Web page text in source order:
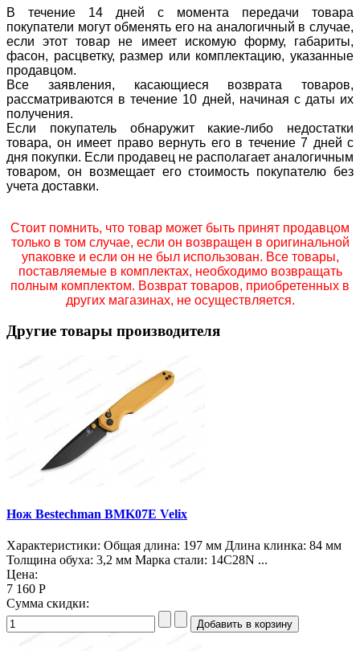
В течение 14 дней с момента передачи товара
покупатели могут обменять его на аналогичный в случае,
если этот товар не имеет искомую форму, габариты,
фасон, расцветку, размер или комплектацию, указанные
продавцом.
Все заявления, касающиеся возврата товаров,
рассматриваются в течение 10 дней, начиная с даты их
получения.
Если покупатель обнаружит какие-либо недостатки
товара, он имеет право вернуть его в течение 7 дней с
дня покупки. Если продавец не располагает аналогичным
товаром, он возмещает его стоимость покупателю без
учета доставки.
Стоит помнить, что товар может быть принят продавцом
только в том случае, если он возвращен в оригинальной
упаковке и если он не был использован. Все товары,
поставляемые в комплектах, необходимо возвращать
полным комплектом. Возврат товаров, приобретенных в
других магазинах, не осуществляется.
Другие товары производителя
Нож Bestechman BMK07E Velix
Характеристики: Общая длина: 197 мм Длина клинка: 84 мм
Толщина обуха: 3,2 мм Марка стали: 14C28N ...
Цена:
7 160 Р
Сумма скидки: